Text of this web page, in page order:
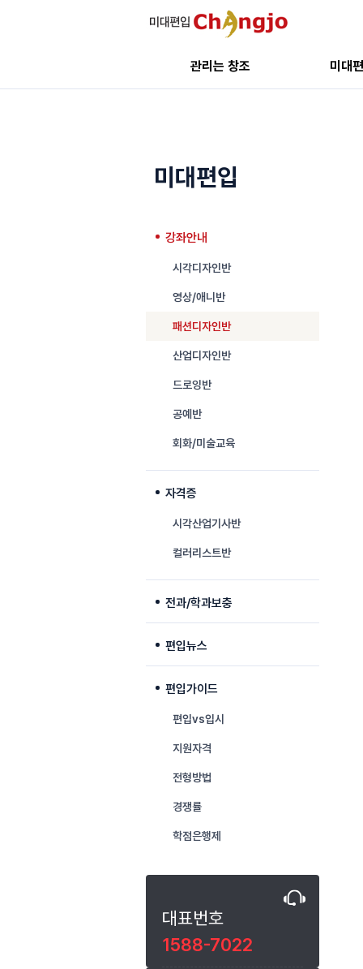
관리는 창조 미대
미대편입
강좌안내
시각디자인반
영상/애니반
패션디자인반
산업디자인반
드로잉반
공예반
회화/미술교육
자격증
시각산업기사반
컬러리스트반
전과/학과보충
편입뉴스
편입가이드
편입vs입시
지원자격
전형방법
경쟁률
학점은행제
대표번호
1588-7022